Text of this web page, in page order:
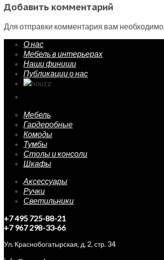
Добавить комментарий
Для отправки комментария вам необходимо
О нас
Мебель в интерьерах
Наши финиши
Публикации о нас
Мебель
Гардеробные
Комоды
Тумбы
Столы и консоли
Шкафы
Аксессуары
Ручки
Светильники
+7 495 725-88-21
+7 967 298-33-66
Ул. Краснобогатырская, д. 2, стр. 34